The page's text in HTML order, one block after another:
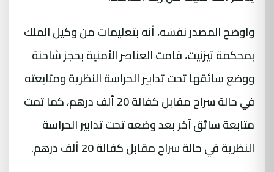
واوضح المصدر نفسه، أنه بتعليمات من وكيل الملك
بمحكمة تيزنيت، قامت العناصر الأمنية بحجز شاحنة
ووضع سائقها تحت تدابير الحراسة النظرية ومتابعته
في حالة سراح مقابل كفالة 20 ألف درهم، كما تمت
متابعة سائق آخر بعد وضعه تحت تدابير الحراسة
النظرية في حالة سراح مقابل كفالة 20 ألف درهم.